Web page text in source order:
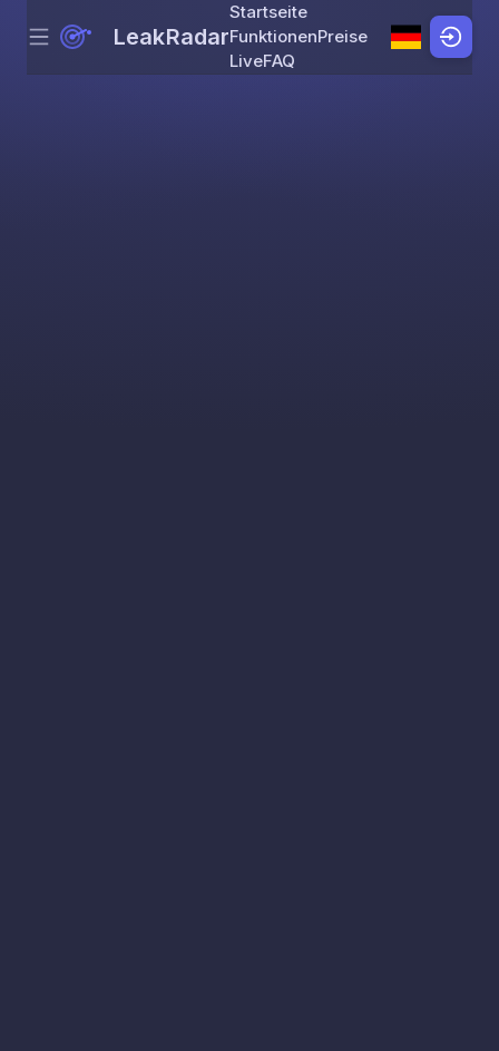
Skip to content
Menu LeakRadar
Startseite
FunktionenPreise
LiveFAQ